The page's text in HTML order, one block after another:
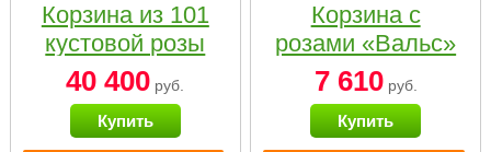
Корзина из 101
кустовой розы
нежных тонов
40 400 руб.
Купить
Корзина с
розами «Вальс»
7 610руб.
Купить